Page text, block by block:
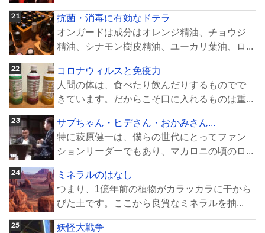
抗菌・消毒に有効なドテラ
オンガードは成分はオレンジ精油、チョウジ
精油、シナモン樹皮精油、ユーカリ葉油、ロ...
コロナウィルスと免疫力
人間の体は、食べたり飲んだりするものでで
きています。だからこそ口に入れるものは重...
サブちゃん・ヒデさん・おかみさん...
特に萩原健一は、僕らの世代にとってファン
ションリーダーでもあり、マカロニの頃のロ...
ミネラルのはなし
つまり、1億年前の植物がカラッカラに干から
びた土です。ここから良質なミネラルを抽...
妖怪大戦争